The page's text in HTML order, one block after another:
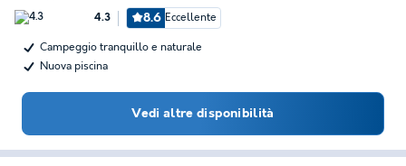
4.3 8.6 Eccellente
Campeggio tranquillo e naturale
Nuova piscina
Vedi altre disponibilità